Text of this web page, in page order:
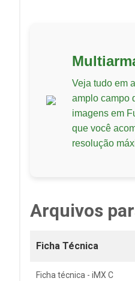
Veja tudo em
amplo campo
imagens em
que você
resolução
Arquivos
Ficha Técnica
Ficha técnica - iMX C